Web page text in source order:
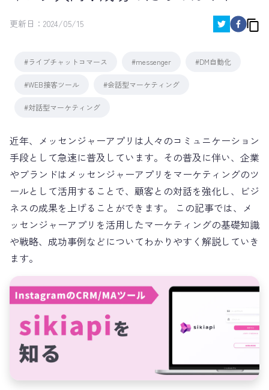
更新日： 2024/05/15
#ライブチャットコマース #messenger #DM自動化
#WEB接客ツール #会話型マーケティング
#対話型マーケティング
近年、メッセンジャーアプリは人々のコミュニケーション
手段として急速に普及しています。その普及に伴い、企業
やブランドはメッセンジャーアプリをマーケティングのツ
ールとして活用することで、顧客との対話を強化し、ビジ
ネスの成果を上げることができます。 この記事では、メ
ッセンジャーアプリを活用したマーケティングの基礎知識
や戦略、成功事例などについてわかりやすく解説していき
ます。